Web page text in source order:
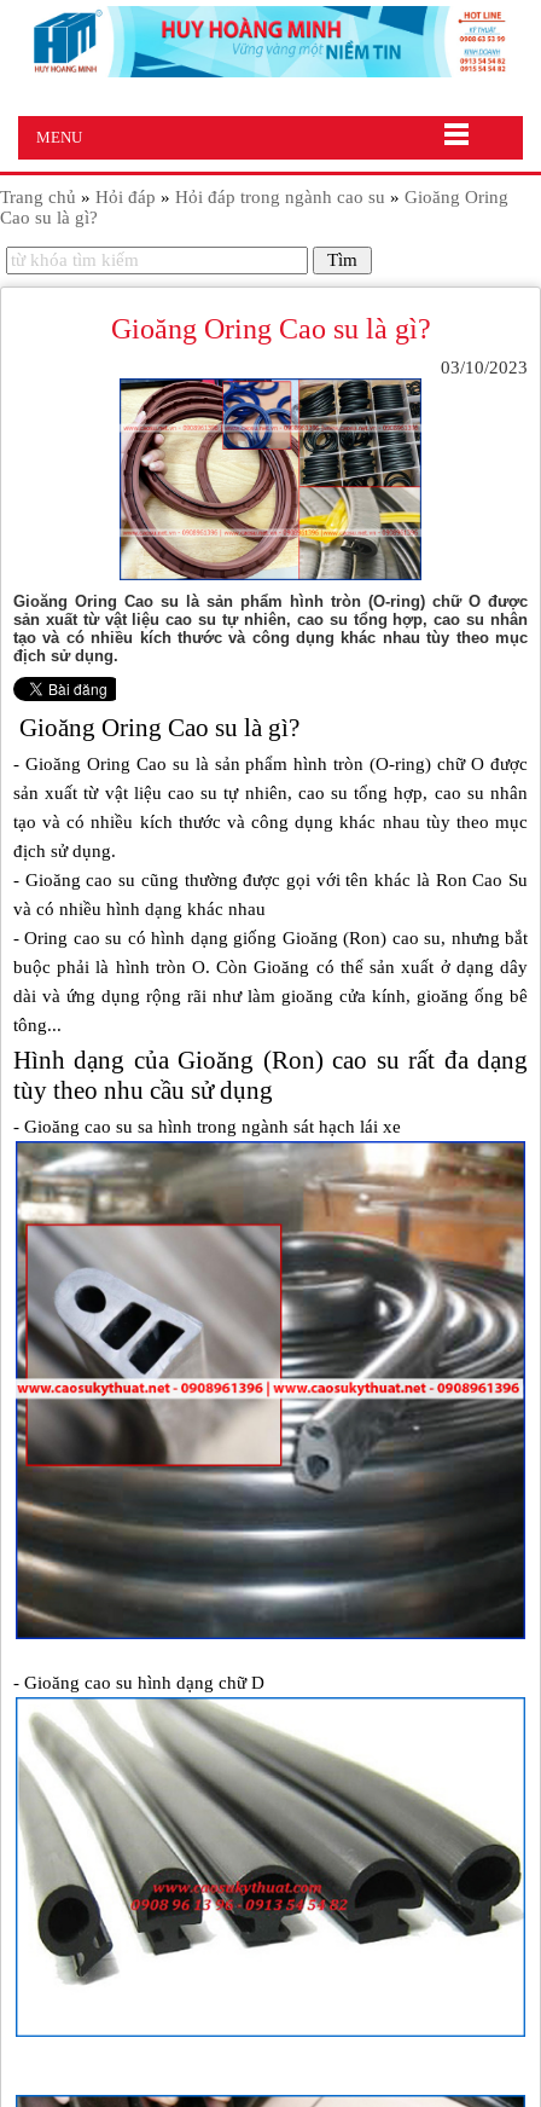
MENU
Trang chủ » Hỏi đáp » Hỏi đáp trong ngành cao su » Gioăng Oring
Cao su là gì?
Gioăng Oring Cao su là gì?
03/10/2023
Gioăng Oring Cao su là sản phẩm hình tròn (O-ring) chữ O được
sản xuất từ vật liệu cao su tự nhiên, cao su tổng hợp, cao su nhân
tạo và có nhiều kích thước và công dụng khác nhau tùy theo mục
địch sử dụng.
Gioăng Oring Cao su là gì?
- Gioăng Oring Cao su là sản phẩm hình tròn (O-ring) chữ O được
sản xuất từ vật liệu cao su tự nhiên, cao su tổng hợp, cao su nhân
tạo và có nhiều kích thước và công dụng khác nhau tùy theo mục
địch sử dụng.
- Gioăng cao su cũng thường được gọi với tên khác là Ron Cao Su
và có nhiều hình dạng khác nhau
- Oring cao su có hình dạng giống Gioăng (Ron) cao su, nhưng bắt
buộc phải là hình tròn O. Còn Gioăng có thể sản xuất ở dạng dây
dài và ứng dụng rộng rãi như làm gioăng cửa kính, gioăng ống bê
tông...
Hình dạng của Gioăng (Ron) cao su rất đa dạng
tùy theo nhu cầu sử dụng
- Gioăng cao su sa hình trong ngành sát hạch lái xe
- Gioăng cao su hình dạng chữ D